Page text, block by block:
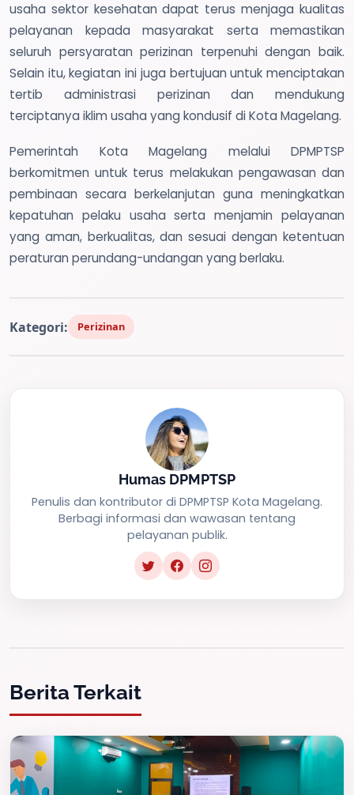
usaha sektor kesehatan dapat terus menjaga kualitas
pelayanan kepada masyarakat serta memastikan
seluruh persyaratan perizinan terpenuhi dengan baik.
Selain itu, kegiatan ini juga bertujuan untuk menciptakan
tertib administrasi perizinan dan mendukung
terciptanya iklim usaha yang kondusif di Kota Magelang.
Pemerintah Kota Magelang melalui DPMPTSP
berkomitmen untuk terus melakukan pengawasan dan
pembinaan secara berkelanjutan guna meningkatkan
kepatuhan pelaku usaha serta menjamin pelayanan
yang aman, berkualitas, dan sesuai dengan ketentuan
peraturan perundang-undangan yang berlaku.
Kategori: Perizinan
Humas DPMPTSP
Penulis dan kontributor di DPMPTSP Kota Magelang.
Berbagi informasi dan wawasan tentang
pelayanan publik.
Berita Terkait